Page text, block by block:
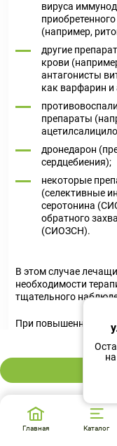
вируса
(например,
другие
крови
антагонисты
как варфарин
препараты
дронедарон
сердцебиения);
некоторые
(селективные
серотонина
обратного
(СИОЗСН).
В этом случае
необходимости
тщательного
При повышенном
кишечника лечащий
профилактическое
До начала
сообщите лечащему
из следующих
эффект препарата
Главная Каталог